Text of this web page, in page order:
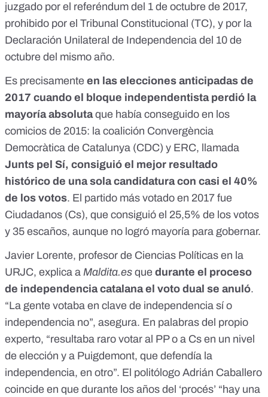
juzgado por el referéndum del 1 de octubre de 2017,
prohibido por el Tribunal Constitucional (TC), y por la
Declaración Unilateral de Independencia del 10 de
octubre del mismo año.
Es precisamente en las elecciones anticipadas de
2017 cuando el bloque independentista perdió la
mayoría absolutaque había conseguido en los
comicios de 2015: la coalición Convergència
Democràtica de Catalunya (CDC) y ERC, llamada
Junts pel Sí, consiguió el mejor resultado
histórico de una sola candidatura con casi el 40%
de los votos. El partido más votado en 2017 fue
Ciudadanos (Cs), que consiguió el 25,5% de los votos
y 35 escaños, aunque no logró mayoría para gobernar.
Javier Lorente, profesor de Ciencias Políticas en la
URJC, explica a Maldita.es que durante el proceso
de independencia catalana el voto dual se anuló.
“La gente votaba en clave de independencia sí o
independencia no”, asegura. En palabras del propio
experto, “resultaba raro votar al PP o a Cs en un nivel
de elección y a Puigdemont, que defendía la
independencia, en otro”. El politólogo Adrián Caballero
coincide en que durante los años del ‘procés’ “hay una